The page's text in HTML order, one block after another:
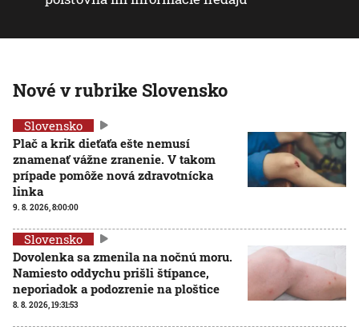
Nové v rubrike Slovensko
Slovensko
Plač a krik dieťaťa ešte nemusí
znamenať vážne zranenie. V takom
prípade pomôže nová zdravotnícka
linka
9. 8. 2026, 8:00:00
Slovensko
Dovolenka sa zmenila na nočnú moru.
Namiesto oddychu prišli štípance,
neporiadok a podozrenie na ploštice
8. 8. 2026, 19:31:53